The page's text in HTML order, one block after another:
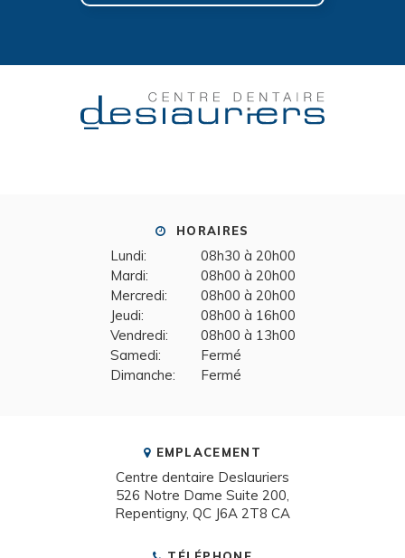
HORAIRES
Lundi:
08h30 à 20h00
Mardi:
08h00 à 20h00
Mercredi:
08h00 à 20h00
Jeudi:
08h00 à 16h00
Vendredi:
08h00 à 13h00
Samedi:
Fermé
Dimanche:
Fermé
EMPLACEMENT
Centre dentaire Deslauriers
526 Notre Dame Suite 200
Repentigny QC J6A 2T8 CA